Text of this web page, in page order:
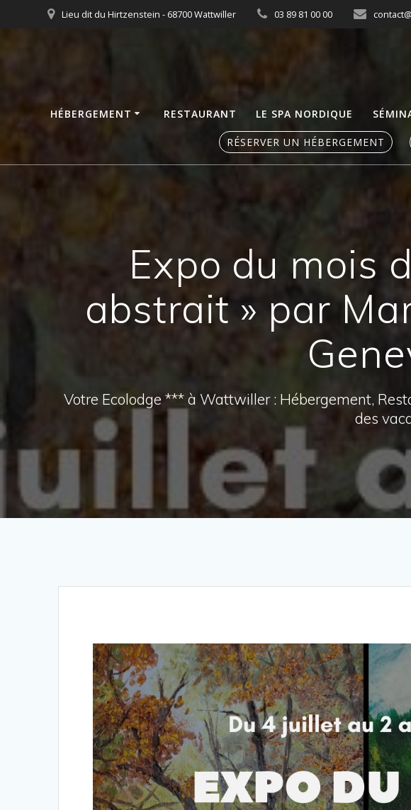
Lieu dit du Hirtzenstein - 68700 Wattwiller 03 89 81 00 00
HÉBERGEMENT RESTAURANT LE SPA NORDIQUE
RÉSERVER UN HÉBERGEMENT
Expo du mois
abstrait » par
Votre Ecolodge *** à Wattwiller : Hébergement,
des